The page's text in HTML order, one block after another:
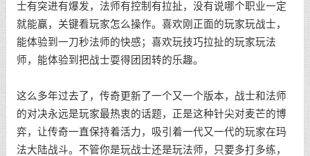
士有突进有爆发，法师有控制有拉扯，没有说哪个职业一定
就能赢，关键看玩家怎么操作。喜欢刚正面的玩家玩战士，
能体验到一刀秒法师的快感；喜欢玩技巧拉扯的玩家玩法
师，能体验到把战士耍得团团转的乐趣。
这么多年过去了，传奇更新了一个又一个版本，战士和法师
的对决永远是玩家最热衷的话题，正是这种针尖对麦芒的博
弈，让传奇一直保持着活力，吸引着一代又一代的玩家在玛
法大陆战斗。不管你是玩战士还是玩法师，只要多打多练，